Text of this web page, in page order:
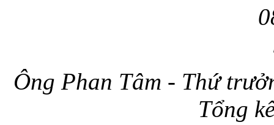
Ông Phan Tâm - Thứ
Tổng